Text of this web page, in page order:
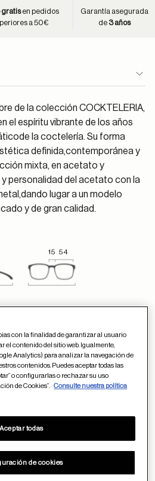
gratisen pedidos
a 50€
Garantía asegurada
de 3 años
de la colección COCKTELERIA,
el espíritu vibrante de los años
la coctelería. Su forma
definida,contemporánea y
mixta, en acetato y
personalidad del acetato con la
lugar a un modelo
y de gran calidad.
15 54
con la finalidad de garantizar al usuario
el contenido del sitio web. Igualmente,
Analytics) para analizar la navegación de
contenidos. Puedes aceptar todas las
o configurarlas o rechazar su uso
de Cookies”.
Consulte nuestra política
de cookies
Aceptar todas